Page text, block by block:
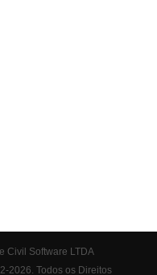
Civil Software LTDA
2026. Todos os Direitos